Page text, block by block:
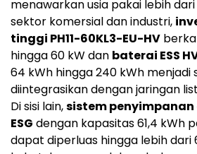
menawarkan usia pakai lebih dari
sektor komersial dan industri,
tinggi PH11-60KL3-EU-HV
hingga 60 kW dan baterai ESS
64 kWh hingga 240 kWh menjadi
diintegrasikan dengan jaringan
Di sisi lain,sistem
ESG dengan kapasitas 61,4 kWh
dapat diperluas hingga lebih dari